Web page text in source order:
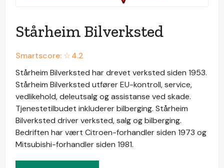
Stårheim Bilverksted
Smartscore: ☆4.2
Stårheim Bilverksted har drevet verksted siden 1953.
Stårheim Bilverksted utfører EU-kontroll, service,
vedlikehold, deleutsalg og assistanse ved skade.
Tjenestetilbudet inkluderer bilberging. Stårheim
Bilverksted driver verksted, salg og bilberging.
Bedriften har vært Citroen-forhandler siden 1973 og
Mitsubishi-forhandler siden 1981.